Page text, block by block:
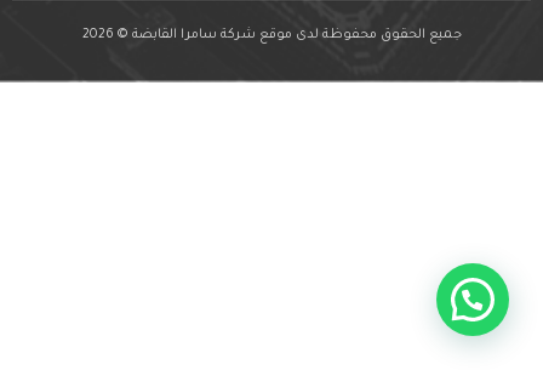
جميع الحقوق محفوظة لدى موقع شركة سامرا القابضة © 2026